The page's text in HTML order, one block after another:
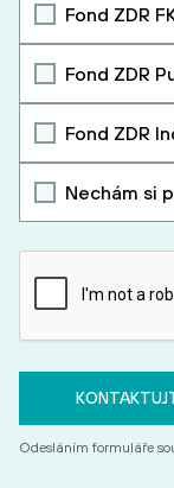
Fond ZDR
Fond ZDR
Fond ZDR
Nechám si
Odesláním formuláře